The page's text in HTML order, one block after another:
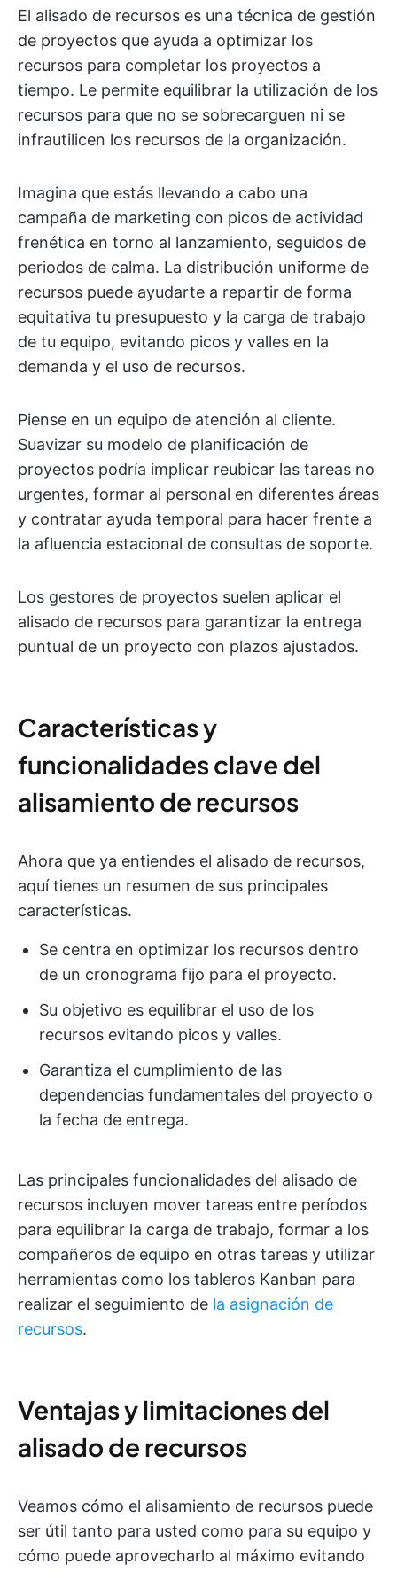
El alisado de recursos es una técnica de gestión
de proyectos que ayuda a optimizar los
recursos para completar los proyectos a
tiempo. Le permite equilibrar la utilización de los
recursos para que no se sobrecarguen ni se
infrautilicen los recursos de la organización.
Imagina que estás llevando a cabo una
campaña de marketing con picos de actividad
frenética en torno al lanzamiento, seguidos de
periodos de calma. La distribución uniforme de
recursos puede ayudarte a repartir de forma
equitativa tu presupuesto y la carga de trabajo
de tu equipo, evitando picos y valles en la
demanda y el uso de recursos.
Piense en un equipo de atención al cliente.
Suavizar su modelo de planificación de
proyectos podría implicar reubicar las tareas no
urgentes, formar al personal en diferentes áreas
y contratar ayuda temporal para hacer frente a
la afluencia estacional de consultas de soporte.
Los gestores de proyectos suelen aplicar el
alisado de recursos para garantizar la entrega
puntual de un proyecto con plazos ajustados.
Características y
funcionalidades clave del
alisamiento de recursos
Ahora que ya entiendes el alisado de recursos,
aquí tienes un resumen de sus principales
características.
Se centra en optimizar los recursos dentro
de un cronograma fijo para el proyecto.
Su objetivo es equilibrar el uso de los
recursos evitando picos y valles.
Garantiza el cumplimiento de las
dependencias fundamentales del proyecto o
la fecha de entrega.
Las principales funcionalidades del alisado de
recursos incluyen mover tareas entre períodos
para equilibrar la carga de trabajo, formar a los
compañeros de equipo en otras tareas y utilizar
herramientas como los tableros Kanban para
realizar el seguimiento de la asignación de
recursos.
Ventajas y limitaciones del
alisado de recursos
Veamos cómo el alisamiento de recursos puede
ser útil tanto para usted como para su equipo y
cómo puede aprovecharlo al máximo evitando